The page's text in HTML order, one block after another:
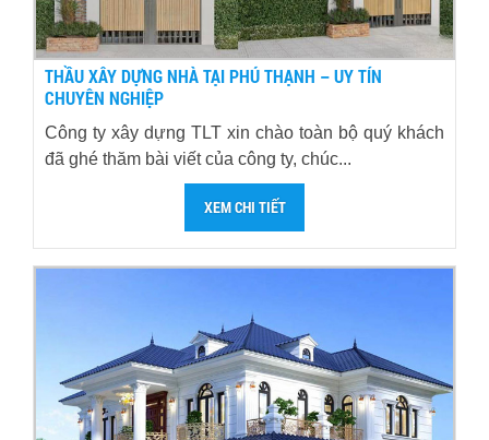
THẦU XÂY DỰNG NHÀ TẠI PHÚ THẠNH – UY TÍN
CHUYÊN NGHIỆP
Công ty xây dựng TLT xin chào toàn bộ quý khách
đã ghé thăm bài viết của công ty, chúc...
XEM CHI TIẾT